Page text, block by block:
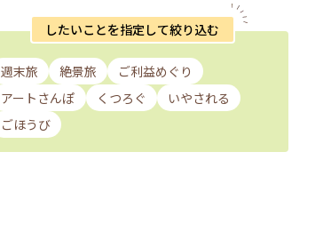
したいことを指定して絞り込む
週末旅 絶景旅
ご利益めぐり
アートさんぽ
くつろぐ
いやされる
ごほうび